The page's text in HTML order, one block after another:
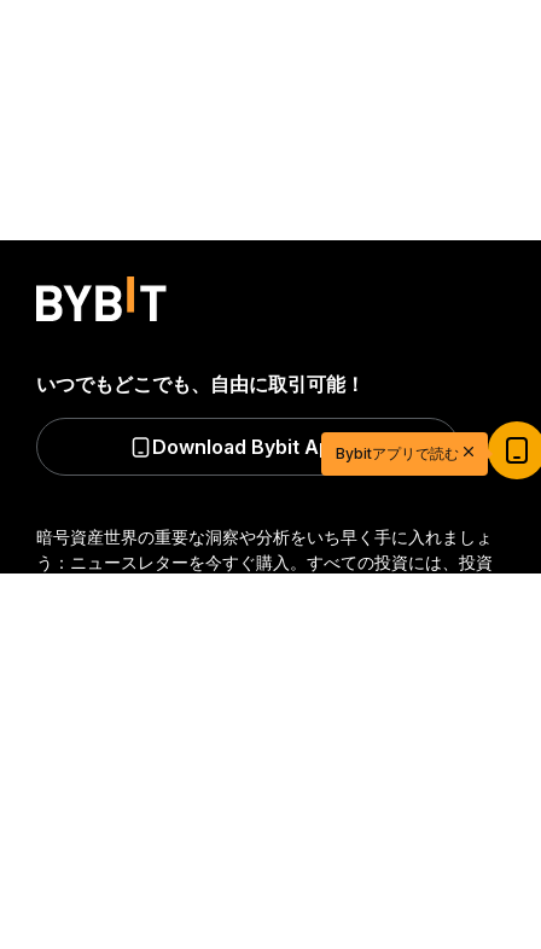
暗号資産世界の重要な洞察や分析をいち早く手に入れましょ
う：ニュースレターを今すぐ購入。 すべての投資には、投資
いつでもどこでも、自由に取引可能！
Download Bybit AppBybitアプリで読む